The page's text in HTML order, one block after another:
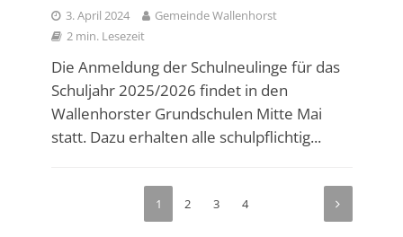
3. April 2024
Gemeinde Wallenhorst
2 min. Lesezeit
Die Anmeldung der Schulneulinge für das
Schuljahr 2025/2026 findet in den
Wallenhorster Grundschulen Mitte Mai
statt. Dazu erhalten alle schulpflichtig...
1 2 3 4